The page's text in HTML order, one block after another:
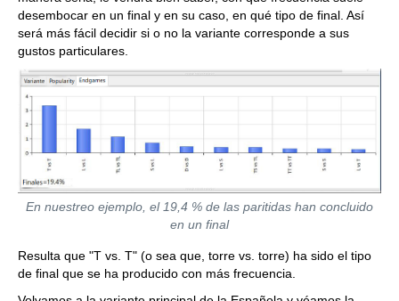
desembocar en un final y en su caso, en qué tipo de final. Así
será más fácil decidir si o no la variante corresponde a sus
gustos particulares.
En nuestreo ejemplo, el 19,4 % de las paritidas han concluido
en un final
Resulta que "T vs. T" (o sea que, torre vs. torre) ha sido el tipo
de final que se ha producido con más frecuencia.